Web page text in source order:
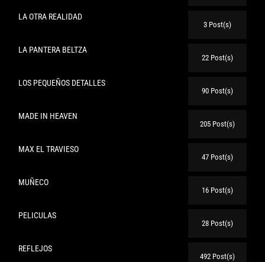
LA OTRA REALIDAD
3 Post(s)
LA PANTERA BELTZA
22 Post(s)
LOS PEQUEÑOS DETALLES
90 Post(s)
MADE IN HEAVEN
205 Post(s)
MAX EL TRAVIESO
47 Post(s)
MUÑECO
16 Post(s)
PELICULAS
28 Post(s)
REFLEJOS
492 Post(s)